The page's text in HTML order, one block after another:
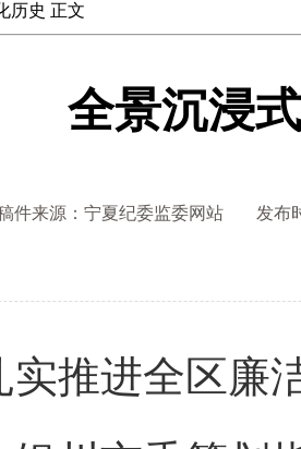
历史 正文
全景沉浸
件来源：宁夏纪委监委网站 发布
进全区廉洁